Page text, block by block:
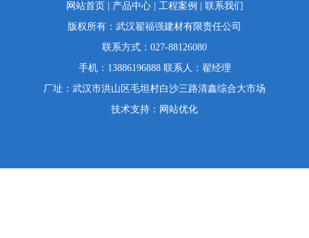
网站首页 产品中心| 工程案例
联系我们
版权所有：武汉翟福强建材有限责任公司
联系方式：027-88126080
手机：13886196888 联系人：翟经理
厂址：武汉市洪山区毛坦村白沙三路清鑫综合大市场
技术支持： 网站优化